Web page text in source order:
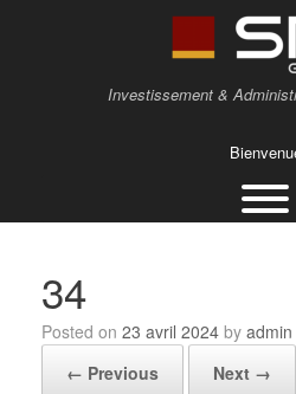
Investissement &
34
Posted on 23 avril 2024 by admin
← Previous
Next →